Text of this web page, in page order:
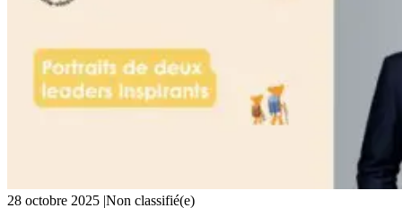
28 octobre 2025 |Non classifié(e)